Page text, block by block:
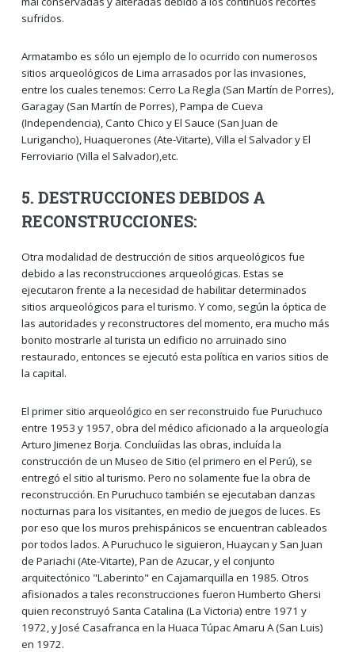
sufridos.
Armatambo es sólo un ejemplo de lo ocurrido con numerosos
sitios arqueológicos de Lima arrasados por las invasiones,
entre los cuales tenemos: Cerro La Regla (San Martín de Porres),
Garagay (San Martín de Porres), Pampa de Cueva
(Independencia), Canto Chico y El Sauce (San Juan de
Lurigancho), Huaquerones (Ate-Vitarte), Villa el Salvador y El
Ferroviario (Villa el Salvador),etc.
5. DESTRUCCIONES DEBIDOS A
RECONSTRUCCIONES:
Otra modalidad de destrucción de sitios arqueológicos fue
debido a las reconstrucciones arqueológicas. Estas se
ejecutaron frente a la necesidad de habilitar determinados
sitios arqueológicos para el turismo. Y como, según la óptica de
las autoridades y reconstructores del momento, era mucho más
bonito mostrarle al turista un edificio no arruinado sino
restaurado, entonces se ejecutó esta política en varios sitios de
la capital.
El primer sitio arqueológico en ser reconstruido fue Puruchuco
entre 1953 y 1957, obra del médico aficionado a la arqueología
Arturo Jimenez Borja. Concluíidas las obras, incluída la
construcción de un Museo de Sitio (el primero en el Perú), se
entregó el sitio al turismo. Pero no solamente fue la obra de
reconstrucción. En Puruchuco también se ejecutaban danzas
nocturnas para los visitantes, en medio de juegos de luces. Es
por eso que los muros prehispánicos se encuentran cableados
por todos lados. A Puruchuco le siguieron, Huaycan y San Juan
de Pariachi (Ate-Vitarte), Pan de Azucar, y el conjunto
arquitectónico "Laberinto" en Cajamarquilla en 1985. Otros
afisionados a tales reconstrucciones fueron Humberto Ghersi
quien reconstruyó Santa Catalina (La Victoria) entre 1971 y
1972, y José Casafranca en la Huaca Túpac Amaru A (San Luis)
en 1972.